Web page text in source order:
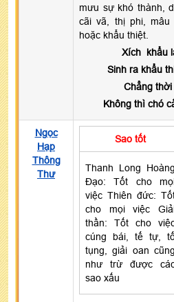
mưu sự khó thành,
cãi vã, thị phi,
hoặc khẩu thiệt.
Xích khẩu
Sinh ra khẩu
Chẳng
Không thì chó
Ngọc
Hạp
Thông
Thư
Sao tốt
Thanh Long Hoàng
Đạo: Tốt cho
việc Thiên đức:
cho mọi việc
thần: Tốt cho
cúng bái, tế tự,
tụng, giải oan cũng
như trừ được
sao xấu